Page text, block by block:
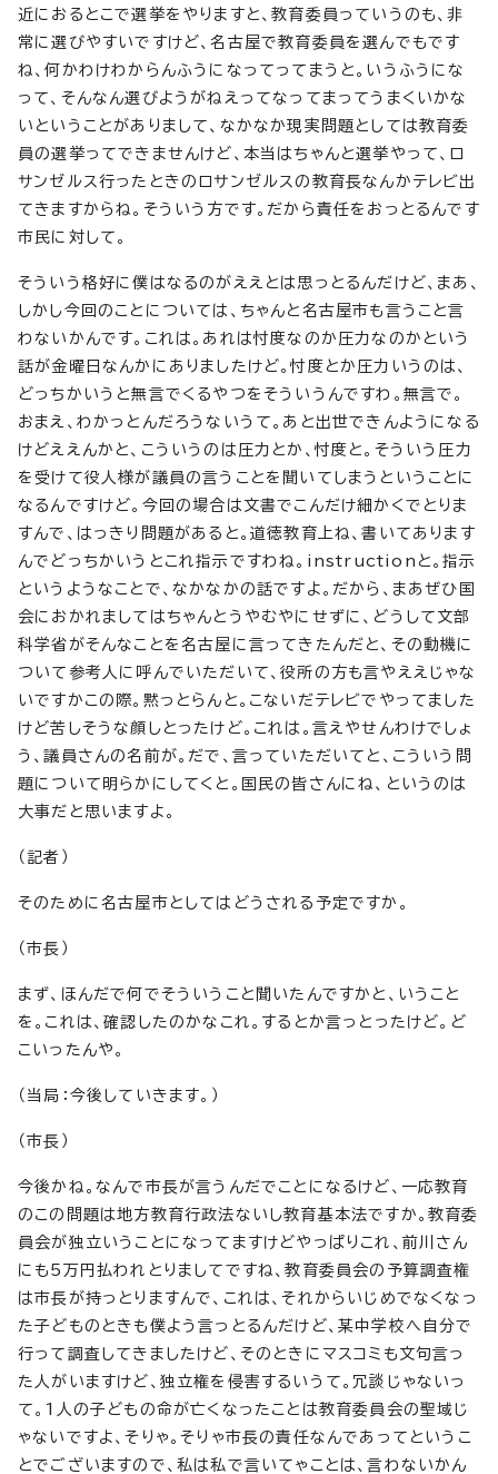
近におるとこで選挙をやりますと、教育委員っていうのも、非
常に選びやすいですけど、名古屋で教育委員を選んでもです
ね、何かわけわからんふうになってってまうと。いうふうにな
って、そんなん選びようがねえってなってまってうまくいかな
いということがありまして、なかなか現実問題としては教育委
員の選挙ってできませんけど、本当はちゃんと選挙やって、ロ
サンゼルス行ったときのロサンゼルスの教育長なんかテレビ出
てきますからね。そういう方です。だから責任をおっとるんです
市民に対して。
そういう格好に僕はなるのがええとは思っとるんだけど、まあ、
しかし今回のことについては、ちゃんと名古屋市も言うこと言
わないかんです。これは。あれは忖度なのか圧力なのかという
話が金曜日なんかにありましたけど。忖度とか圧力いうのは、
どっちかいうと無言でくるやつをそういうんですわ。無言で。
おまえ、わかっとんだろうないうて。あと出世できんようになる
けどええんかと、こういうのは圧力とか、忖度と。そういう圧力
を受けて役人様が議員の言うことを聞いてしまうということに
なるんですけど。今回の場合は文書でこんだけ細かくでとりま
すんで、はっきり問題があると。道徳教育上ね、書いてあります
んでどっちかいうとこれ指示ですわね。instructionと。指示
というようなことで、なかなかの話ですよ。だから、まあぜひ国
会におかれましてはちゃんとうやむやにせずに、どうして文部
科学省がそんなことを名古屋に言ってきたんだと、その動機に
ついて参考人に呼んでいただいて、役所の方も言やええじゃな
いですかこの際。黙っとらんと。こないだテレビでやってました
けど苦しそうな顔しとったけど。これは。言えやせんわけでしょ
う、議員さんの名前が。だで、言っていただいてと、こういう問
題について明らかにしてくと。国民の皆さんにね、というのは
大事だと思いますよ。
（記者）
そのために名古屋市としてはどうされる予定ですか。
（市長）
まず、ほんだで何でそういうこと聞いたんですかと、いうこと
を。これは、確認したのかなこれ。するとか言っとったけど。ど
こいったんや。
（当局：今後していきます。）
（市長）
今後かね。なんで市長が言うんだでことになるけど、一応教育
のこの問題は地方教育行政法ないし教育基本法ですか。教育委
員会が独立いうことになってますけどやっぱりこれ、前川さん
にも5万円払われとりましてですね、教育委員会の予算調査権
は市長が持っとりますんで、これは、それからいじめでなくなっ
た子どものときも僕よう言っとるんだけど、某中学校へ自分で
行って調査してきましたけど、そのときにマスコミも文句言っ
た人がいますけど、独立権を侵害するいうて。冗談じゃないっ
て。1人の子どもの命が亡くなったことは教育委員会の聖域じ
ゃないですよ、そりゃ。そりゃ市長の責任なんであってというこ
とでございますので、私は私で言いてゃことは、言わないかん